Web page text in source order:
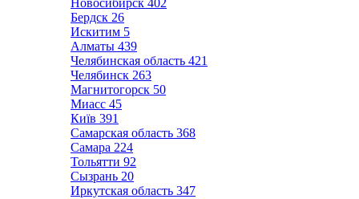
Новосибирск 402
Бердск 26
Искитим 5
Алматы 439
Челябинская область 421
Челябинск 263
Магнитогорск 50
Миасс 45
Київ 391
Самарская область 368
Самара 224
Тольятти 92
Сызрань 20
Иркутская область 347